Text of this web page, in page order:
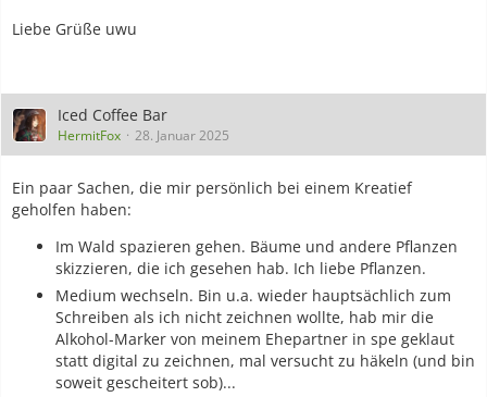
Liebe Grüße uwu
Iced Coffee Bar
HermitFox 28. Januar 2025
Ein paar Sachen, die mir persönlich bei einem Kreatief
geholfen haben:
Im Wald spazieren gehen. Bäume und andere Pflanzen
skizzieren, die ich gesehen hab. Ich liebe Pflanzen.
Medium wechseln. Bin u.a. wieder hauptsächlich zum
Schreiben als ich nicht zeichnen wollte, hab mir die
Alkohol-Marker von meinem Ehepartner in spe geklaut
statt digital zu zeichnen, mal versucht zu häkeln (und bin
soweit gescheitert sob)...